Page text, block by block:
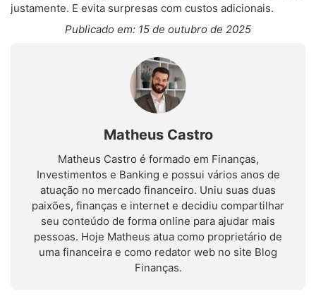
justamente. E evita surpresas com custos adicionais.
Publicado em: 15 de outubro de 2025
Matheus Castro
Matheus Castro é formado em Finanças,
Investimentos e Banking e possui vários anos de
atuação no mercado financeiro. Uniu suas duas
paixões, finanças e internet e decidiu compartilhar
seu conteúdo de forma online para ajudar mais
pessoas. Hoje Matheus atua como proprietário de
uma financeira e como redator web no site Blog
Finanças.